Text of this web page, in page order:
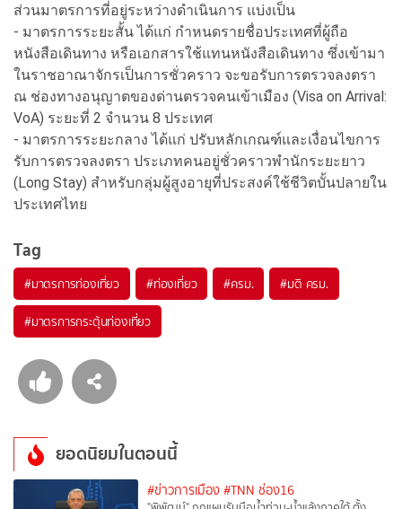
ส่วนมาตรการที่อยู่ระหว่างดำเนินการ แบ่งเป็น
- มาตรการระยะสั้น ได้แก่ กำหนดรายชื่อประเทศที่ผู้ถือ
หนังสือเดินทาง หรือเอกสารใช้แทนหนังสือเดินทาง ซึ่งเข้ามา
ในราชอาณาจักรเป็นการชั่วคราว จะขอรับการตรวจลงตรา
ณ ช่องทางอนุญาตของด่านตรวจคนเข้าเมือง (Visa on Arrival:
VoA) ระยะที่ 2 จำนวน 8 ประเทศ
- มาตรการระยะกลาง ได้แก่ ปรับหลักเกณฑ์และเงื่อนไขการ
รับการตรวจลงตรา ประเภทคนอยู่ชั่วคราวพำนักระยะยาว
(Long Stay) สำหรับกลุ่มผู้สูงอายุที่ประสงค์ใช้ชีวิตบั้นปลายใน
ประเทศไทย
Tag
#มาตรการท่องเที่ยว #ท่องเที่ยว #ครม. #มติ ครม.
#มาตรการกระตุ้นท่องเที่ยว
ยอดนิยมในตอนนี้
#ข่าวการเมือง #TNN ช่อง16